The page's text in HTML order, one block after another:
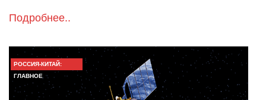
Подробнее..
РОССИЯ-КИТАЙ:
ГЛАВНОЕ